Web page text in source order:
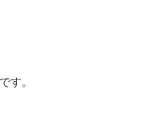
す。